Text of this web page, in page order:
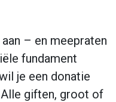
– en meepraten
fundament
je een donatie
Alle giften, groot of